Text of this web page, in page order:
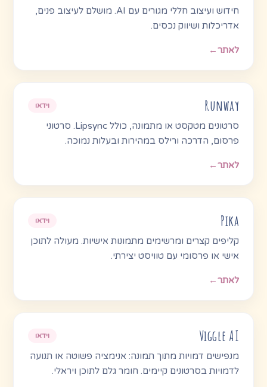
חידוש ועיצוב חללי מגורים עם AI. מושלם לעיצוב פנים,
אדריכלות ושיווק נכסים.
לאתר←
Runway וידאו
סרטונים מטקסט או מתמונה, כולל Lipsync. סרטוני
פרסום, הדרכה ורילס במהירות ובעלות נמוכה.
לאתר←
Pika וידאו
קליפים קצרים ומרשימים מתמונות אישיות. מעולה לתוכן
אישי או פרסומי עם טוויסט יצירתי.
לאתר←
Viggle AI וידאו
מנפישים דמויות מתוך תמונה: אנימציה פשוטה או תנועה
לדמויות בסרטונים קיימים. חומר גלם לתוכן ויראלי.